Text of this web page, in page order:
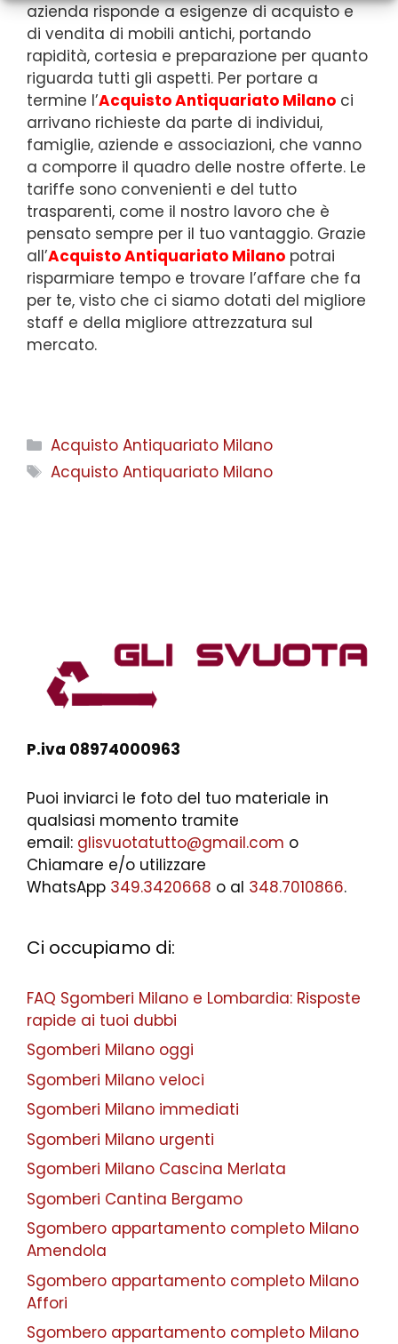
azienda risponde a esigenze di acquisto e
di vendita di mobili antichi, portando
rapidità, cortesia e preparazione per quanto
riguarda tutti gli aspetti. Per portare a
termine l’Acquisto Antiquariato Milano ci
arrivano richieste da parte di individui,
famiglie, aziende e associazioni, che vanno
a comporre il quadro delle nostre offerte. Le
tariffe sono convenienti e del tutto
trasparenti, come il nostro lavoro che è
pensato sempre per il tuo vantaggio. Grazie
all’Acquisto Antiquariato Milano potrai
risparmiare tempo e trovare l’affare che fa
per te, visto che ci siamo dotati del migliore
staff e della migliore attrezzatura sul
mercato.
Categorie
Acquisto Antiquariato Milano
Tag
Acquisto Antiquariato Milano
P.iva 08974000963
Puoi inviarci le foto del tuo materiale in
qualsiasi momento tramite
email: glisvuotatutto@gmail.com o
Chiamare e/o utilizzare
WhatsApp 349.3420668 o al 348.7010866.
Ci occupiamo di:
FAQ Sgomberi Milano e Lombardia: Risposte
rapide ai tuoi dubbi
Sgomberi Milano oggi
Sgomberi Milano veloci
Sgomberi Milano immediati
Sgomberi Milano urgenti
Sgomberi Milano Cascina Merlata
Sgomberi Cantina Bergamo
Sgombero appartamento completo Milano
Amendola
Sgombero appartamento completo Milano
Affori
Sgombero appartamento completo Milano